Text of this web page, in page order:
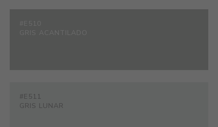
#E511
GRIS LUNAR